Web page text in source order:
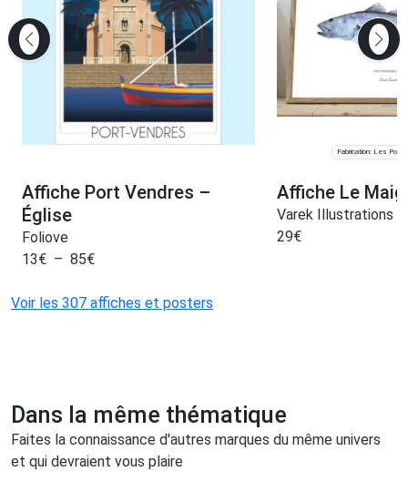
Affiche Port Vendres –
Église
Foliove
13€ – 85€
Fabrication: Les
Affiche Le
Varek Illustrations
29€
Voir les 307 affiches et posters
Dans la même thématique
Faites la connaissance d'autres marques du même univers
et qui devraient vous plaire